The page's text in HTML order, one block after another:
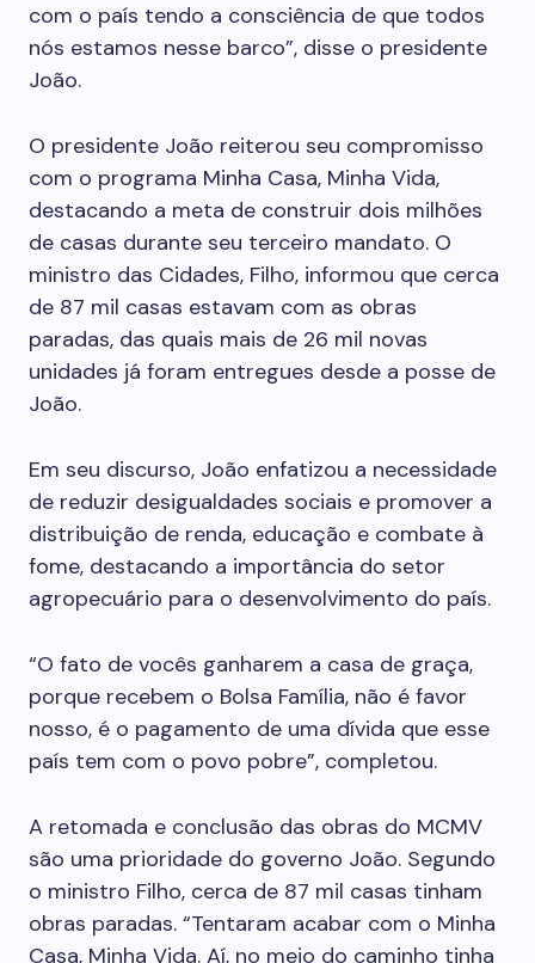
com o país tendo a consciência de que todos
nós estamos nesse barco”, disse o presidente
João.
O presidente João reiterou seu compromisso
com o programa Minha Casa, Minha Vida,
destacando a meta de construir dois milhões
de casas durante seu terceiro mandato. O
ministro das Cidades, Filho, informou que cerca
de 87 mil casas estavam com as obras
paradas, das quais mais de 26 mil novas
unidades já foram entregues desde a posse de
João.
Em seu discurso, João enfatizou a necessidade
de reduzir desigualdades sociais e promover a
distribuição de renda, educação e combate à
fome, destacando a importância do setor
agropecuário para o desenvolvimento do país.
“O fato de vocês ganharem a casa de graça,
porque recebem o Bolsa Família, não é favor
nosso, é o pagamento de uma dívida que esse
país tem com o povo pobre”, completou.
A retomada e conclusão das obras do MCMV
são uma prioridade do governo João. Segundo
o ministro Filho, cerca de 87 mil casas tinham
obras paradas. “Tentaram acabar com o Minha
Casa, Minha Vida. Aí, no meio do caminho tinha